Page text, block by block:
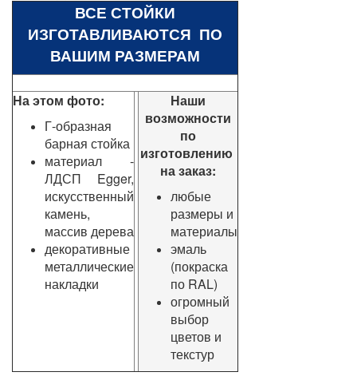
ВСЕ СТОЙКИ
ИЗГОТАВЛИВАЮТСЯ ПО
ВАШИМ РАЗМЕРАМ
На этом фото:
Г-образная
барная стойка
материал -
ЛДСП Egger,
искусственный
камень,
массив дерева
декоративные
металлические
накладки
Наши
возможности
по
изготовлению
на заказ:
любые
размеры и
материалы
эмаль
(покраска
по RAL)
огромный
выбор
цветов и
текстур